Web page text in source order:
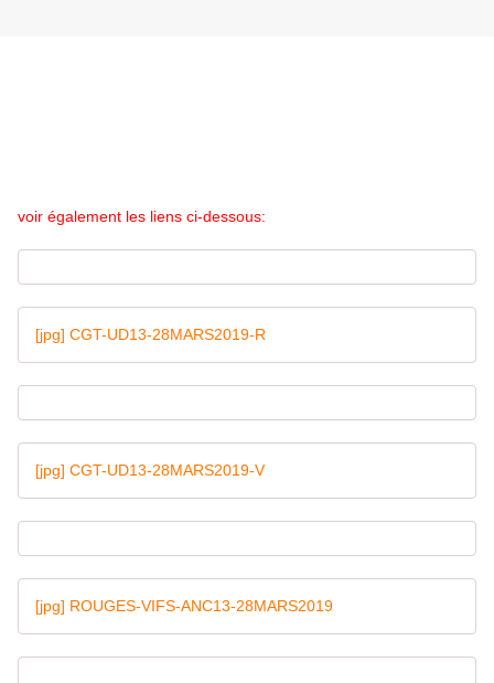
voir également les liens ci-dessous:
[jpg] CGT-UD13-28MARS2019-R
[jpg] CGT-UD13-28MARS2019-V
[jpg] ROUGES-VIFS-ANC13-28MARS2019